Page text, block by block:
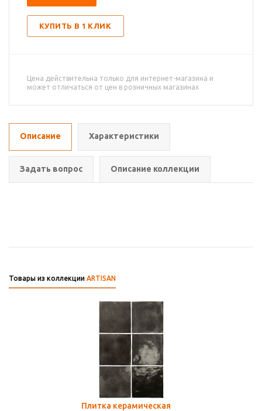
КУПИТЬ В 1 КЛИК
Цена действительна только для интернет-магазина и
может отличаться от цен в розничных магазинах
Описание Характеристики
Задать вопрос Описание коллекции
Товары из коллекции ARTISAN
Плитка керамическая